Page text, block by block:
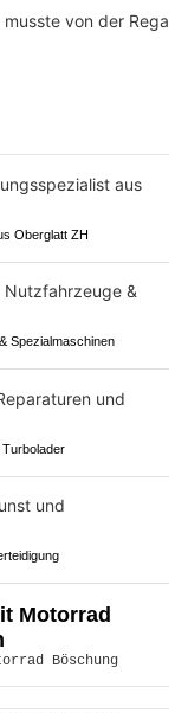
von der Rega
Oberglatt ZH
Spezialmaschinen
Motorrad